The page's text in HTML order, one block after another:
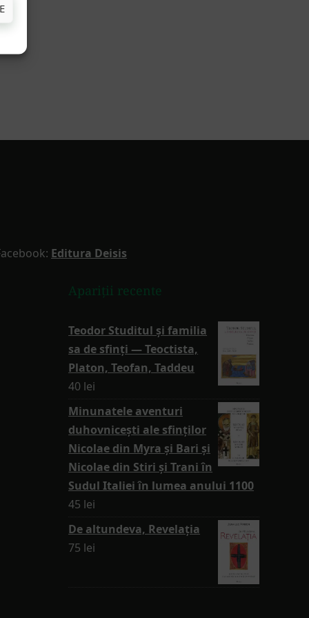
Editura Deisis
Apariții recente
Teodor Studitul și familia
sa de sfinți — Teoctista,
Platon, Teofan, Taddeu
40 lei
Minunatele aventuri
duhovnicești ale sfinților
Nicolae din Myra și Bari și
Nicolae din Stiri și Trani în
Sudul Italiei în lumea anului 1100
45 lei
De altundeva, Revelația
75 lei